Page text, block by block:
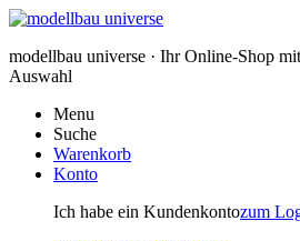
modellbau universe · Ihr Online-Shop
Auswahl
Menu
Suche
Warenkorb
Konto
Ich habe ein Kundenkontozum